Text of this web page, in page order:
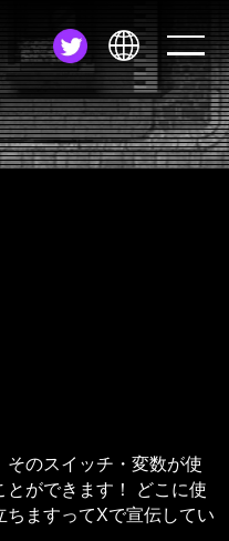
JA
EN
そのスイッチ・変数が使
ができます！
どこに使
ちますってXで宣伝してい